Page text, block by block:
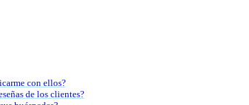
con ellos?
de los clientes?